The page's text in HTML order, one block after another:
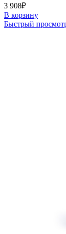
3 908₽
В корзину
Быстрый